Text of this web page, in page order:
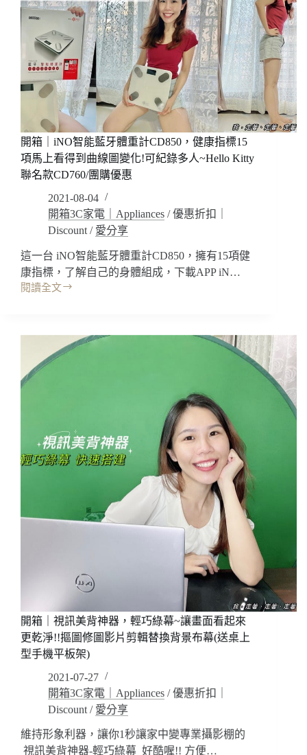
惠
折
板
橋
台
適
用)
痛
~
舒
~
用?
無
電
力
按
摩
花
生
惠
碼)
開箱｜iNO智能藍牙體重計CD850，健康指標15
項馬上看得到曲線圖變化!可紀錄多人~Hello Kitty
聯名款CD760/團購優惠
2021-08-04
開箱3C家電｜Appliances /優惠折扣｜
Discount / 愛分享
這一台 iNO智能藍牙體重計CD850，擁有15項健
康指標，了解自己的身體組成，下載APP iN…
閱讀全文
開
iNO
藍
牙
CD850，
健
15
曲
線
圖
變
多
人
開箱｜視訊美背神器，輕巧綠幕~讓畫面看起來
更乾淨!!摳圖修圖影片剪輯替換背景布幕(送桌上
型手機平板架)
2021-07-27
開箱3C家電｜Appliances /優惠折扣｜
Discount / 愛分享
維持形象利器，讓你1秒讓家中變專業攝影棚的
視訊美背神器-輕巧綠幕 好酷喔!! 方便…